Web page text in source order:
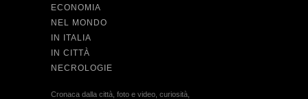
ECONOMIA
NEL MONDO
IN ITALIA
IN CITTÀ
NECROLOGIE
Cronaca dalla città, foto e video, curiosità,